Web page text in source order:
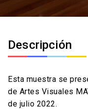
Descripción
Esta muestra se
de Artes Visuales
de julio 2022.